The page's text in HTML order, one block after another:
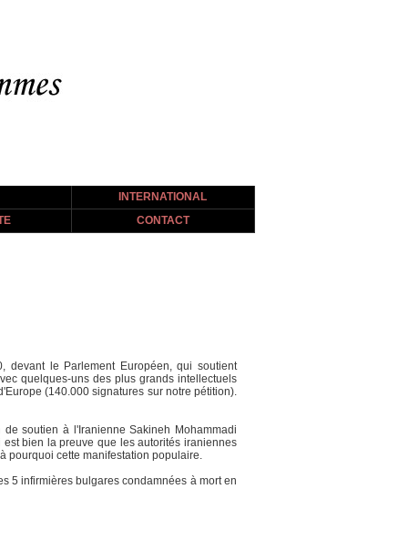
INTERNATIONAL
CONTACT
devant le Parlement Européen, qui soutient
quelques-uns des plus grands intellectuels
(140.000 signatures sur notre pétition).
soutien à l'Iranienne Sakineh Mohammadi
bien la preuve que les autorités iraniennes
pourquoi cette manifestation populaire.
5 infirmières bulgares condamnées à mort en